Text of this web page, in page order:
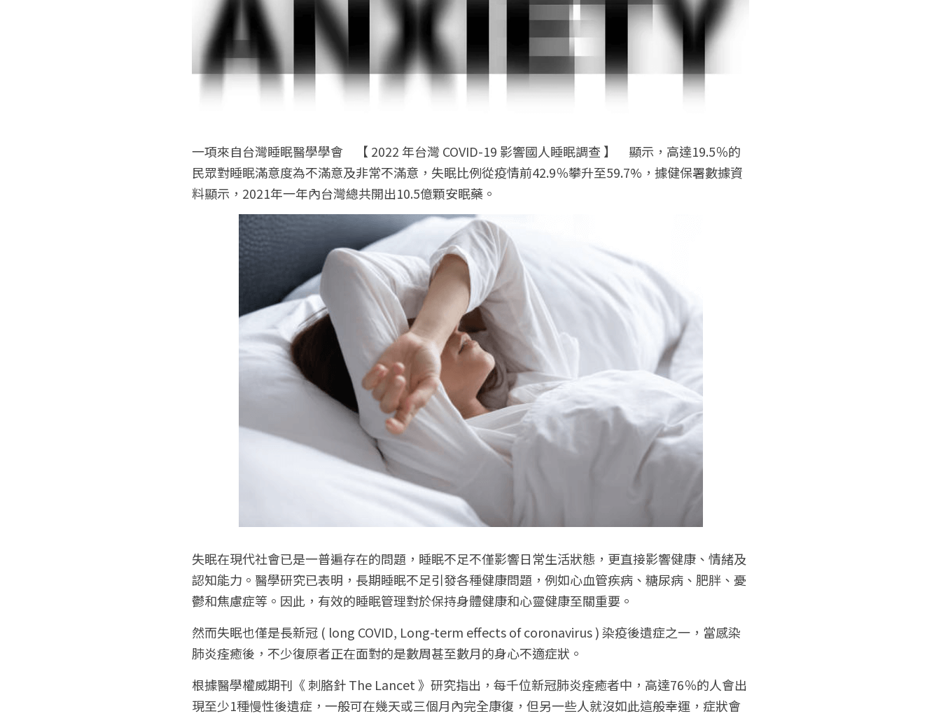
一項來自台灣睡眠醫學學會　【 2022 年台灣 COVID-19 影響國人睡眠調查 】　顯示，高達19.5％的
民眾對睡眠滿意度為不滿意及非常不滿意，失眠比例從疫情前42.9％攀升至59.7%，據健保署數據資
料顯示，2021年一年內台灣總共開出10.5億顆安眠藥。
失眠在現代社會已是一普遍存在的問題，睡眠不足不僅影響日常生活狀態，更直接影響健康、情緒及
認知能力。醫學研究已表明，長期睡眠不足引發各種健康問題，例如心血管疾病、糖尿病、肥胖、憂
鬱和焦慮症等。因此，有效的睡眠管理對於保持身體健康和心靈健康至關重要。
然而失眠也僅是長新冠 ( long COVID, Long-term effects of coronavirus ) 染疫後遺症之一，當感染
肺炎痊癒後，不少復原者正在面對的是數周甚至數月的身心不適症狀。
根據醫學權威期刊《 刺胳針 The Lancet 》研究指出，每千位新冠肺炎痊癒者中，高達76％的人會出
現至少1種慢性後遺症，一般可在幾天或三個月內完全康復，但另一些人就沒如此這般幸運，症狀會